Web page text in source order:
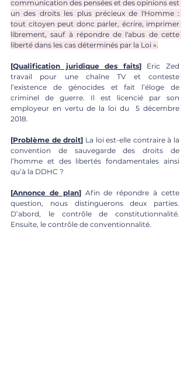
communication des pensées et des opinions est
un des droits les plus précieux de l'Homme :
tout citoyen peut donc parler, écrire, imprimer
librement, sauf à répondre de l'abus de cette
liberté dans les cas déterminés par la Loi ».
[Qualification juridique des faits] Eric Zed
travail pour une chaîne TV et conteste
l’existence de génocides et fait l’éloge de
criminel de guerre. Il est licencié par son
employeur en vertu de la loi du  5 décembre
2018.
[Problème de droit] La loi est-elle contraire à la
convention de sauvegarde des droits de
l’homme et des libertés fondamentales ainsi
qu’à la DDHC ?
[Annonce de plan] Afin de répondre à cette
question, nous distinguerons deux parties.
D’abord, le contrôle de constitutionnalité.
Ensuite, le contrôle de conventionnalité.